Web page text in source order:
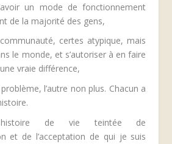
un mode de fonctionnement
de la majorité des gens,
certes atypique, mais
le monde, et s’autoriser à en faire
vraie différence,
l’autre non plus. Chacun a
de vie teintée de
et de l’acceptation de qui je suis